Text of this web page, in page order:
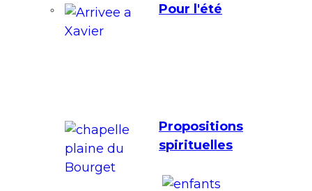
Pour l'été
Propositions
spirituelles